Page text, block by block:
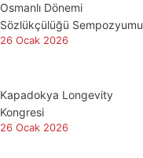
Osmanlı Dönemi
Sözlükçülüğü Sempozyumu
26 Ocak 2026
Kapadokya Longevity
Kongresi
26 Ocak 2026